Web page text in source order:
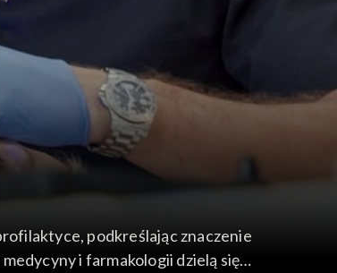
podkreślając znaczenie
i farmakologii dzielą się